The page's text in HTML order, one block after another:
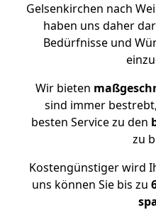
Gelsenkirchen nach
haben uns daher
Bedürfnisse und
Wir bieten
sind immer
besten Service zu den
zu
Kostengünstiger wird
uns können Sie bis zu